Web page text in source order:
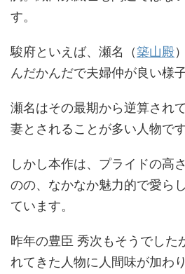
す。
駿府といえば、瀬名（築山殿
んだかんだで夫婦仲が良い様子
瀬名はその最期から逆算され
妻とされることが多い人物です
しかし本作は、プライドの高
のの、なかなか魅力的で愛ら
ています。
昨年の豊臣 秀次もそうでした
れてきた人物に人間味が加わ